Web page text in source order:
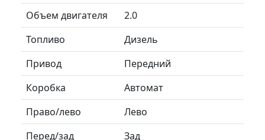
Объем двигателя
2.0
Топливо
Дизель
Привод
Передний
Коробка
Автомат
Право/лево
Лево
Перед/зад
Зад